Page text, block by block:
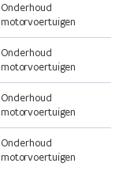
Onderhoud
motorvoertuigen
Onderhoud
motorvoertuigen
Onderhoud
motorvoertuigen
Onderhoud
motorvoertuigen